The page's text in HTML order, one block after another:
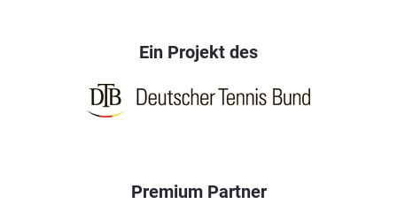
Ein Projekt des
Premium Partner